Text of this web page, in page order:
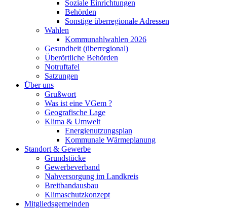
Soziale Einrichtungen
Behörden
Sonstige überregionale Adressen
Wahlen
Kommunahlwahlen 2026
Gesundheit (überregional)
Überörtliche Behörden
Notruftafel
Satzungen
Über uns
Grußwort
Was ist eine VGem ?
Geografische Lage
Klima & Umwelt
Energienutzungsplan
Kommunale Wärmeplanung
Standort & Gewerbe
Grundstücke
Gewerbeverband
Nahversorgung im Landkreis
Breitbandausbau
Klimaschutzkonzept
Mitgliedsgemeinden